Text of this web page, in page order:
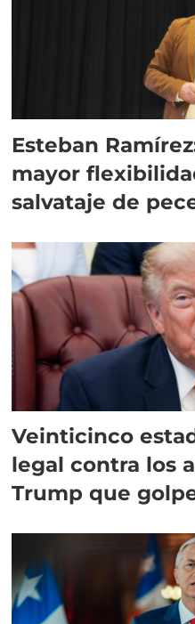
Esteban
mayor
salvataje de
Veinticinco
legal contra los
Trump que